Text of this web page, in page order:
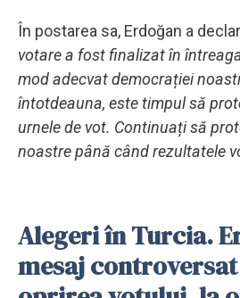
În postarea sa, Erdoğan a
votare a fost finalizat în
mod adecvat democrației
întotdeauna, este timpul să
urnele de vot. Continuați să
noastre până când rezultatele
Alegeri în Turcia.
mesaj